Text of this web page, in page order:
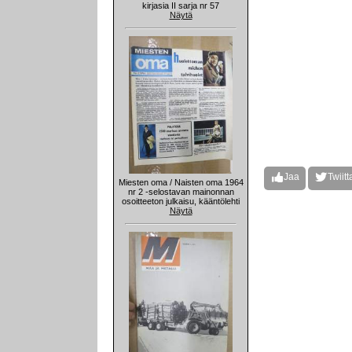
kirjasia II sarja nr 57
Näytä
Miesten oma / Naisten oma 1964
nr 2 -selostavan mainonnan
osoitteeton julkaisu, kääntölehti
Näytä
Jaa